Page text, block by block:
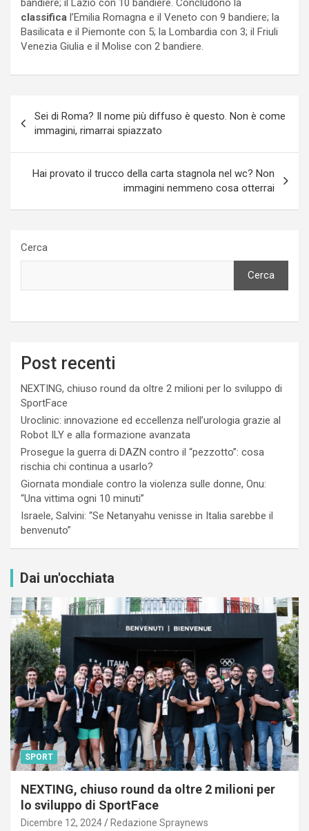
bandiere; il Lazio con 10 bandiere. Concludono la
classifica l’Emilia Romagna e il Veneto con 9 bandiere; la
Basilicata e il Piemonte con 5; la Lombardia con 3; il Friuli
Venezia Giulia e il Molise con 2 bandiere.
articoli
Sei di Roma? Il nome più diffuso è questo. Non è come
immagini, rimarrai spiazzato
Hai provato il trucco della carta stagnola nel wc? Non
immagini nemmeno cosa otterrai
Cerca
Cerca
Post recenti
NEXTING, chiuso round da oltre 2 milioni per lo sviluppo di
SportFace
Uroclinic: innovazione ed eccellenza nell’urologia grazie al
Robot ILY e alla formazione avanzata
Prosegue la guerra di DAZN contro il “pezzotto”: cosa
rischia chi continua a usarlo?
Giornata mondiale contro la violenza sulle donne, Onu:
“Una vittima ogni 10 minuti”
Israele, Salvini: “Se Netanyahu venisse in Italia sarebbe il
benvenuto”
Dai un'occhiata
SPORT
NEXTING, chiuso round da oltre 2 milioni per
lo sviluppo di SportFace
Dicembre 12, 2024 Redazione Spraynews